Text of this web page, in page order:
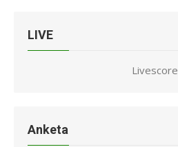
LIVE
Livescore
Anketa